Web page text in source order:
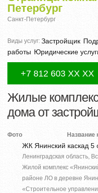
Петербург
Санкт-Петербург
Виды услуг: Застройщик
работы Юридические
+7 812 603 XX XX
Жилые
дома от
Фото Название
ЖК Янинский каскад 5
Ленинградская область,
Жилой комплекс
районе ЛО в деревне
«Строительное